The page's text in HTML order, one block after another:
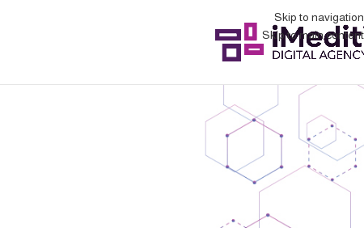
Skip to navigation
Skip to main content